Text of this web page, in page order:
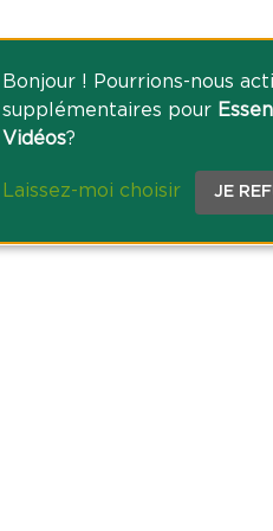
Bonjour ! Pourrions-nous
supplémentaires pour
Vidéos?
Laissez-moi choisir JE